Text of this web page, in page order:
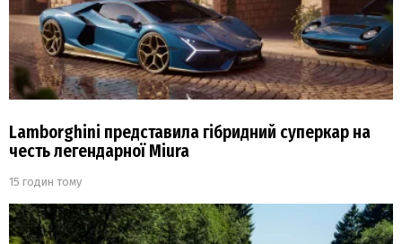
Lamborghini представила гібридний суперкар на
честь легендарної Miura
15 годин тому